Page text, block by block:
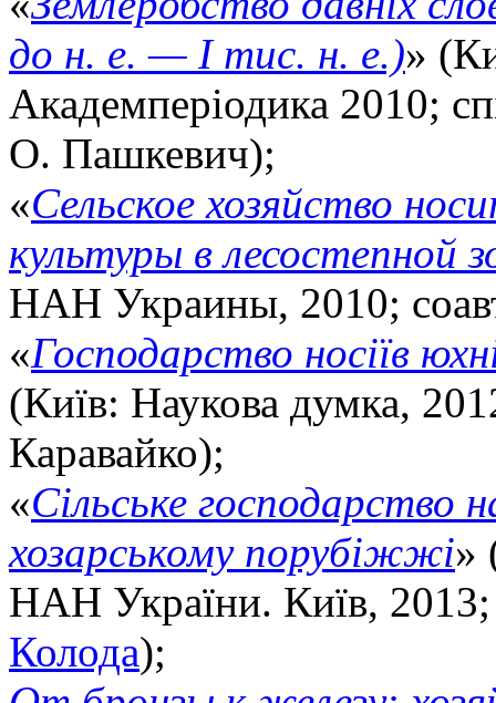
до н. е. — І тис. н. е.)»
Академперіодика 2010;
О. Пашкевич);
«Сельское хозяйство
культуры в лесостепной
НАН Украины, 2010;
«Господарство носіїв
(Київ: Наукова думка,
Каравайко);
«Сільське господарство
хозарському порубіжжі»
НАН України. Київ, 2013;
Колода);